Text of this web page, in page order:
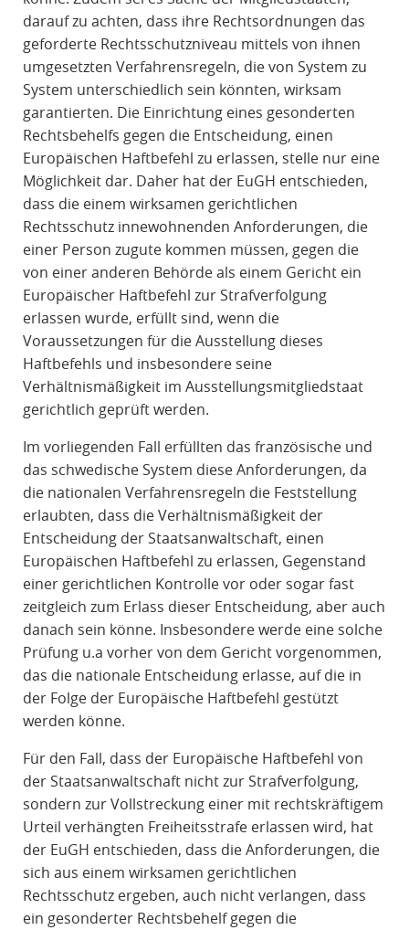
darauf zu achten, dass ihre Rechtsordnungen das
geforderte Rechtsschutzniveau mittels von ihnen
umgesetzten Verfahrensregeln, die von System zu
System unterschiedlich sein könnten, wirksam
garantierten. Die Einrichtung eines gesonderten
Rechtsbehelfs gegen die Entscheidung, einen
Europäischen Haftbefehl zu erlassen, stelle nur eine
Möglichkeit dar. Daher hat der EuGH entschieden,
dass die einem wirksamen gerichtlichen
Rechtsschutz innewohnenden Anforderungen, die
einer Person zugute kommen müssen, gegen die
von einer anderen Behörde als einem Gericht ein
Europäischer Haftbefehl zur Strafverfolgung
erlassen wurde, erfüllt sind, wenn die
Voraussetzungen für die Ausstellung dieses
Haftbefehls und insbesondere seine
Verhältnismäßigkeit im Ausstellungsmitgliedstaat
gerichtlich geprüft werden.
Im vorliegenden Fall erfüllten das französische und
das schwedische System diese Anforderungen, da
die nationalen Verfahrensregeln die Feststellung
erlaubten, dass die Verhältnismäßigkeit der
Entscheidung der Staatsanwaltschaft, einen
Europäischen Haftbefehl zu erlassen, Gegenstand
einer gerichtlichen Kontrolle vor oder sogar fast
zeitgleich zum Erlass dieser Entscheidung, aber auch
danach sein könne. Insbesondere werde eine solche
Prüfung u.a vorher von dem Gericht vorgenommen,
das die nationale Entscheidung erlasse, auf die in
der Folge der Europäische Haftbefehl gestützt
werden könne.
Für den Fall, dass der Europäische Haftbefehl von
der Staatsanwaltschaft nicht zur Strafverfolgung,
sondern zur Vollstreckung einer mit rechtskräftigem
Urteil verhängten Freiheitsstrafe erlassen wird, hat
der EuGH entschieden, dass die Anforderungen, die
sich aus einem wirksamen gerichtlichen
Rechtsschutz ergeben, auch nicht verlangen, dass
ein gesonderter Rechtsbehelf gegen die